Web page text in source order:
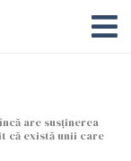
are susținerea
că există unii care